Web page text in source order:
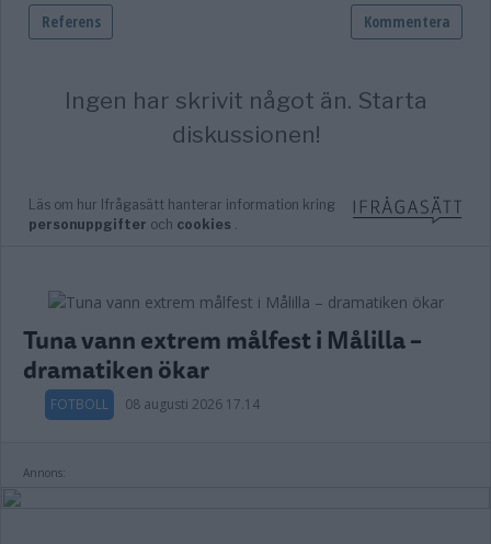
Tuna vann extrem målfest i Målilla –
dramatiken ökar
FOTBOLL 08 augusti 2026 17.14
Annons: